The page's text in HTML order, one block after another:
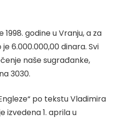
godine u Vranju, a za
6.000.000,00 dinara. Svi
naše sugrađanke,
3030.
po tekstu Vladimira
izvedena 1. aprila u